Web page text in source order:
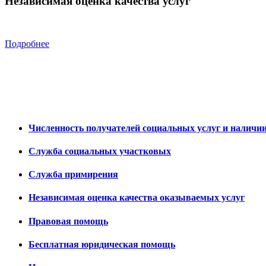
Подробнее
Численность получателей социальных услуг и
Служба социальных участковых
Служба примирения
Независимая оценка качества оказываемых услуг
Правовая помощь
Бесплатная юридическая помощь